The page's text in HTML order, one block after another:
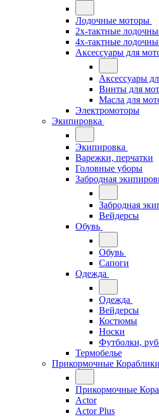
Лодочные моторы
2х-тактные
4х-тактные
Аксессуары для
Аксессуары
Винты для
Масла для
Электромоторы
Экипировка
Экипировка
Варежки, перчатки
Головные уборы
Забродная
Забродная
Вейдерсы
Обувь
Обувь
Сапоги
Одежда
Одежда
Вейдерсы
Костюмы
Носки
Футболки,
Термобелье
Прикормочные
Прикормочные
Actor
Actor Plus